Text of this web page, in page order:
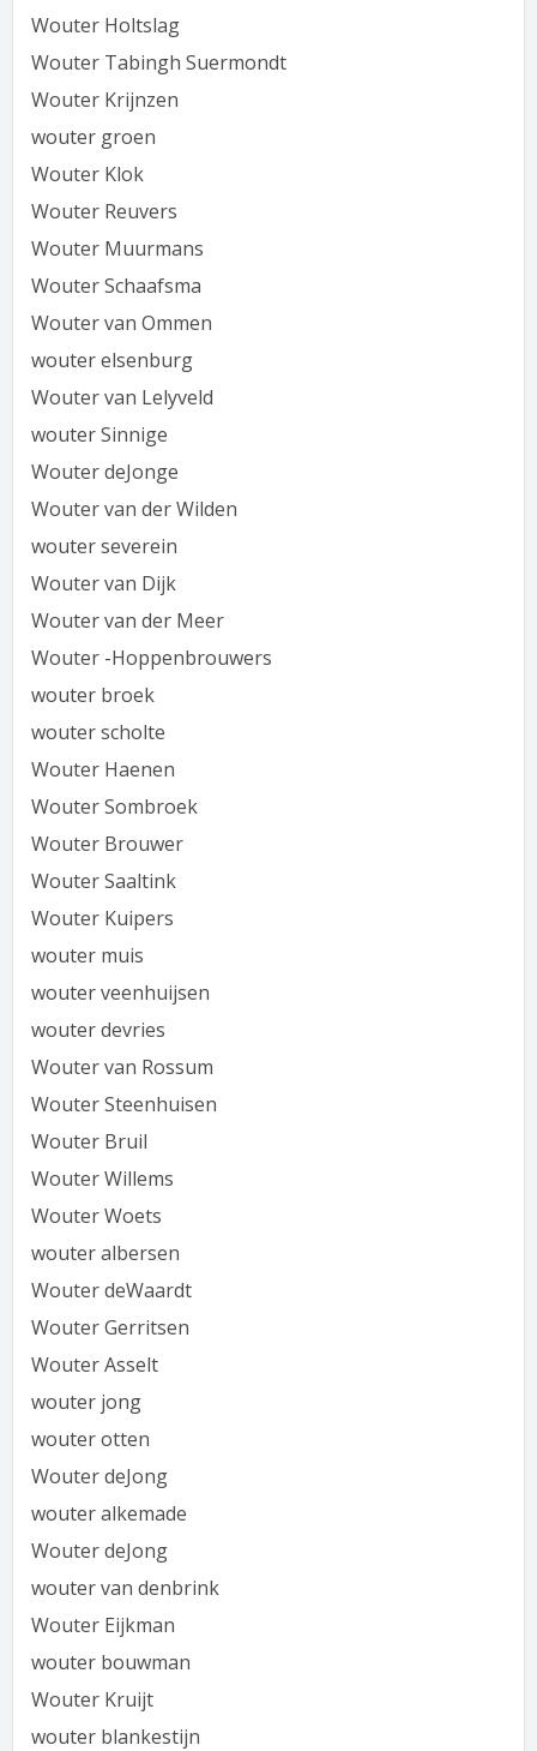
Wouter Holtslag
Wouter Tabingh Suermondt
Wouter Krijnzen
wouter groen
Wouter Klok
Wouter Reuvers
Wouter Muurmans
Wouter Schaafsma
Wouter van Ommen
wouter elsenburg
Wouter van Lelyveld
wouter Sinnige
Wouter deJonge
Wouter van der Wilden
wouter severein
Wouter van Dijk
Wouter van der Meer
Wouter -Hoppenbrouwers
wouter broek
wouter scholte
Wouter Haenen
Wouter Sombroek
Wouter Brouwer
Wouter Saaltink
Wouter Kuipers
wouter muis
wouter veenhuijsen
wouter devries
Wouter van Rossum
Wouter Steenhuisen
Wouter Bruil
Wouter Willems
Wouter Woets
wouter albersen
Wouter deWaardt
Wouter Gerritsen
Wouter Asselt
wouter jong
wouter otten
Wouter deJong
wouter alkemade
Wouter deJong
wouter van denbrink
Wouter Eijkman
wouter bouwman
Wouter Kruijt
wouter blankestijn